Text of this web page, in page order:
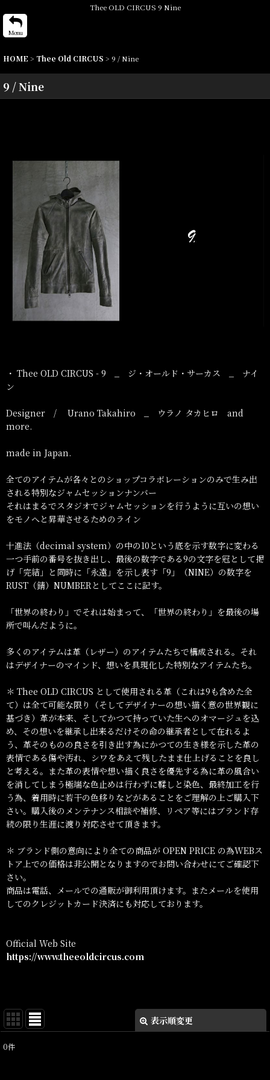
Thee OLD CIRCUS 9 Nine
Menu
HOME > Thee Old CIRCUS > 9 / Nine
9 / Nine
・ Thee OLD CIRCUS - 9 _ ジ・オールド・サーカス _ ナイ
ン
Designer / Urano Takahiro _ ウラノ タカヒロ and
more.
made in Japan.
全てのアイテムが各々とのショップコラボレーションのみで生み出
される特別なジャムセッションナンバー
それはまるでスタジオでジャムセッションを行うように互いの想い
をモノへと昇華させるためのライン
十進法（decimal system）の中の10という底を示す数字に変わる
一つ手前の番号を抜き出し、最後の数字である9の文字を冠として掲
げ「完結」と同時に「永遠」を示し表す「9」（NINE）の数字を
RUST（錆）NUMBERとしてここに記す。
「世界の終わり」でそれは始まって、「世界の終わり」を最後の場
所で叫んだように。
多くのアイテムは革（レザー）のアイテムたちで構成される。それ
はデザイナーのマインド、想いを具現化した特別なアイテムたち。
＊ Thee OLD CIRCUS として使用される革（これは9も含めた全
て）は全て可能な限り（そしてデザイナーの想い描く意の世界観に
基づき）革が本来、そしてかつて持っていた生へのオマージュを込
め、その想いを継承し出来るだけその命の継承者として在れるよ
う、革そのものの良さを引き出す為にかつての生き様を示した革の
表情である傷や汚れ、シワをあえて残したまま仕上げることを良し
と考える。また革の表情や想い描く良さを優先する為に革の風合い
を消してしまう極端な色止めは行わずに鞣しと染色、最終加工を行
う為、着用時に若干の色移りなどがあることをご理解の上ご購入下
さい。購入後のメンテナンス相談や補修、リペア等にはブランド存
続の限り生涯に渡り対応させて頂きます。
＊ ブランド側の意向により全ての商品が OPEN PRICE の為WEBス
トア上での価格は非公開となりますのでお問い合わせにてご確認下
さい。
商品は電話、メールでの通販が御利用頂けます。またメールを使用
してのクレジットカード決済にも対応しております。
Official Web Site
https://www.theeoldcircus.com
表示順変更
表示数
0件